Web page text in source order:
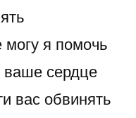
я помочь
ваше сердце
вас обвинять